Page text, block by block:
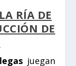
RÍA DE
DE
juegan